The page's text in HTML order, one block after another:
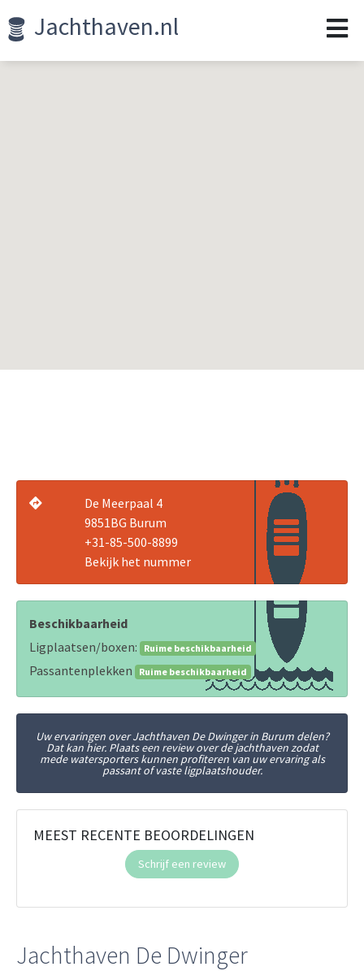
Jachthaven.nl
De Meerpaal 4
9851BG Burum
+31-85-500-8899
Bekijk het nummer
Beschikbaarheid
Ligplaatsen/boxen:
Ruime beschikbaarheid
Passantenplekken Ruime beschikbaarheid
Uw ervaringen over Jachthaven De Dwinger in Burum delen?
Dat kan hier. Plaats een review over de jachthaven zodat
mede watersporters kunnen profiteren van uw ervaring als
passant of vaste ligplaatshouder.
MEEST RECENTE BEOORDELINGEN
Schrijf een review
Jachthaven De Dwinger